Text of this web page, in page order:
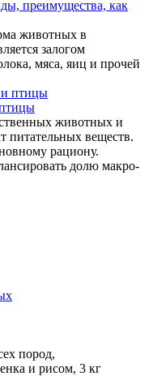
преимущества, как
животных в
залогом
мяса, яиц и прочей
животных и
питательных веществ.
рациону.
долю макро-
пород,
и рисом, 3 кг